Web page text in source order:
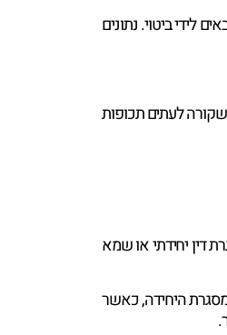
לידי ביטוי. נתונים
לעתים תכופות
דין יחידתי או שמא
היחידה, כאשר